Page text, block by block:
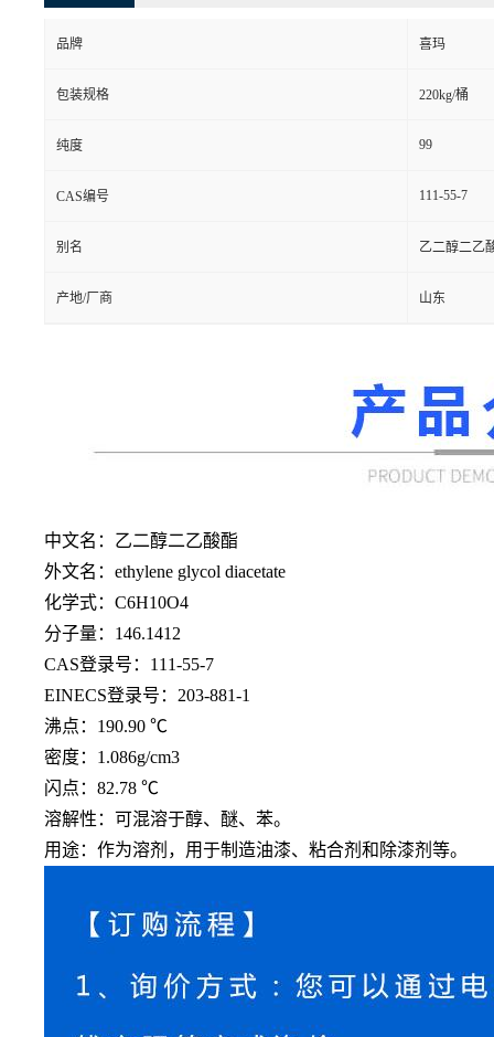
品牌 喜玛
包装规格 220kg/桶
纯度 99
CAS编号 111-55-7
别名 乙二醇二乙
产地/厂商 山东
中文名：乙二醇二乙酸酯
外文名： ethylene glycol diacetate
化学式： C6H10O4
分子量： 146.1412
CAS登录号：111-55-7
EINECS登录号：203-881-1
沸点： 190.90 ℃
密度： 1.086g/cm3
闪点： 82.78 ℃
溶解性：可混溶于醇、醚、苯。
用途：作为溶剂，用于制造油漆、粘合剂和除漆剂等。